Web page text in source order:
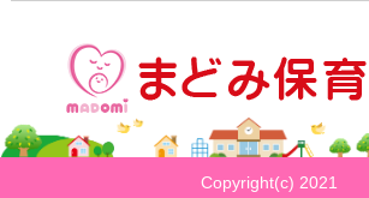
Copyright(c) 2021